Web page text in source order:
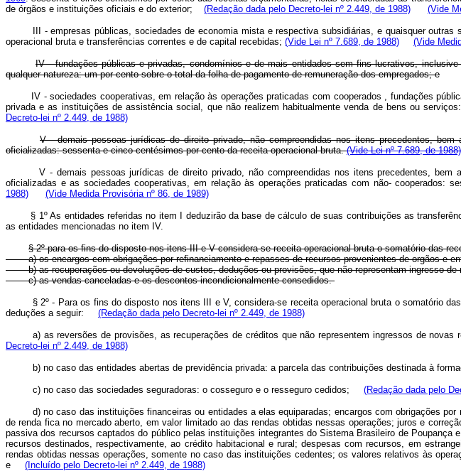
de órgãos e instituições oficiais e do exterior; (Redação dada pelo Decreto-lei nº 2.449, de 1988) (Vide
III - empresas públicas, sociedades de economia mista e respectiva subsidiárias, e quaisquer
operacional bruta e transferências correntes e de capital recebidas; (Vide Lei nº 7.689, de 1988) (Vide
IV - fundações públicas e privadas, condomínios e de mais entidades sem fins lucrativos,
qualquer natureza: um por cento sobre o total da folha de pagamento de remuneração dos empregados; e
IV - sociedades cooperativas, em relação às operações praticadas com cooperados , fundações
privada e as instituições de assistência social, que não realizem habitualmente venda de bens ou
Decreto-lei nº 2.449, de 1988)
V - demais pessoas jurídicas de direito privado, não compreendidas nos itens precedentes,
oficializadas: sessenta e cinco centésimos por cento da receita operacional bruta.(Vide Lei nº 7.689, de 1988)
V - demais pessoas jurídicas de direito privado, não compreendidas nos itens precedentes,
oficializadas e as sociedades cooperativas, em relação às operações praticadas com não-
1988)
(Vide Medida Provisória nº 86, de 1989)
§ 1º As entidades referidas no item I deduzirão da base de cálculo de suas contribuições as
as entidades mencionadas no item IV.
§ 2º para os fins do disposto nos itens III e V considera-se receita operacional bruta o somatório das
a) os encargos com obrigações por refinanciamento e repasses de recursos provenientes de orgãos e
b) as recuperações ou devoluções de custos, deduções ou provisões, que não representam ingresso de
c) as vendas canceladas e os descontos incondicionalmente consedidos.
§ 2º - Para os fins do disposto nos itens III e V, considera-se receita operacional bruta o somatório
deduções a seguir: (Redação dada pelo Decreto-lei nº 2.449, de 1988)
a) as reversões de provisões, as recuperações de créditos que não representem ingressos de
Decreto-lei nº 2.449, de 1988)
b) no caso das entidades abertas de previdência privada: a parcela das contribuições destinada à
c) no caso das sociedades seguradoras: o cosseguro e o resseguro cedidos; (Redação dada pelo
d) no caso das instituições financeiras ou entidades a elas equiparadas; encargos com obrigações
de renda fica no mercado aberto, em valor limitado ao das rendas obtidas nessas operações; juros e
passiva dos recursos captados do público pelas instituições integrantes do Sistema Brasileiro de
recursos destinados, respectivamente, ao crédito habitacional e rural; despesas com recursos, em
rendas obtidas nessas operações, somente no caso das instituições cedentes; os valores relativos às
e (Incluído pelo Decreto-lei nº 2.449, de 1988)